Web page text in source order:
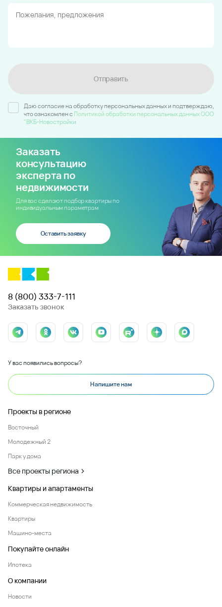
Отправить
Даю согласие на обработку персональных данных и подтверждаю,
что ознакомлен c Политикой обработки персональных данных ООО
"ВКБ-Новостройки
Заказать
консультацию
эксперта по
недвижимости
Для вас сделают подбор квартиры по
индивидуальным параметрам
Оставить заявку
8 (800) 333-7-111
Заказать звонок
У вас появились вопросы?
Напишите нам
Проекты в регионе
Восточный
Молодежный 2
Парк у дома
Все проекты региона
Квартиры и апартаменты
Коммерческая недвижимость
Квартиры
Машино-места
Покупайте онлайн
Ипотека
О компании
Новости